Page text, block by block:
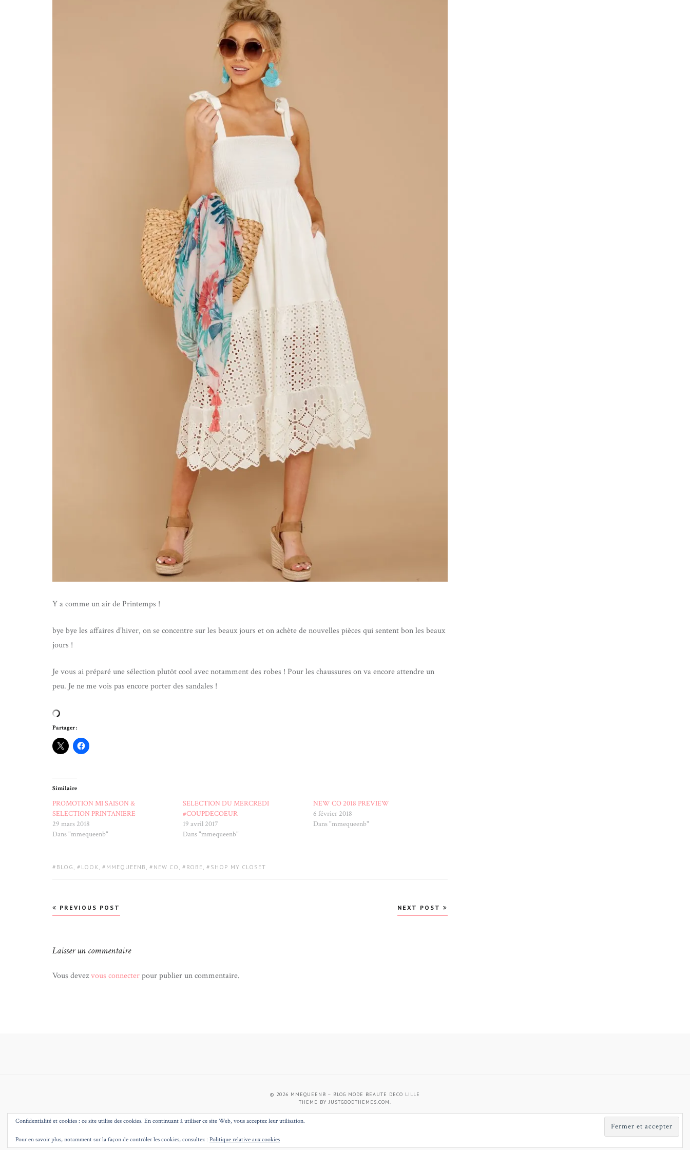
Y a comme un air de Printemps !
bye bye les affaires d’hiver, on se concentre sur les beaux jours et on achète de nouvelles pièces qui sentent bon les beaux
jours !
Je vous ai préparé une sélection plutôt cool avec notamment des robes ! Pour les chaussures on va encore attendre un
peu. Je ne me vois pas encore porter des sandales !
Partager :
Similaire
PROMOTION MI SAISON &
SELECTION PRINTANIERE
29 mars 2018
Dans "mmequeenb"
SELECTION DU MERCREDI
#COUPDECOEUR
19 avril 2017
Dans "mmequeenb"
NEW CO 2018 PREVIEW
6 février 2018
Dans "mmequeenb"
TAGS:
BLOG , LOOK, MMEQUEENB , NEW CO , ROBE, SHOP MY CLOSET
Navigation
PREVIOUS POST NEXT POST
Laisser un commentaire
Vous devezvous connecterpour publier un commentaire.
© 2026 MMEQUEENB – BLOG MODE BEAUTE DECO LILLE
THEME BYJUSTGOODTHEMES.COM.
TO
Confidentialité et cookies : ce site utilise des cookies. En continuant à utiliser ce site Web, vous acceptez leur utilisation.
Pour en savoir plus, notamment sur la façon de contrôler les cookies, consultez : Politique relative aux cookies